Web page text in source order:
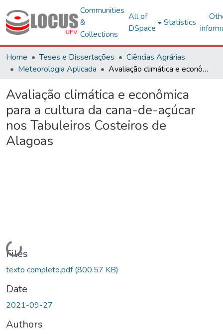
Communities
&
Collections
All of
DSpace
Statistics
Home Teses e Dissertações
Ciências Agrárias
Meteorologia Aplicada
Avaliação climática e econômica para a cultura da cana-de-açúcar nos Tabuleiros Costeiros de Alagoas
Avaliação climática e econômica
para a cultura da cana-de-açúcar
nos Tabuleiros Costeiros de
Alagoas
Loading...
Files
texto completo.pdf(800.57 KB)
Date
2021-09-27
Authors